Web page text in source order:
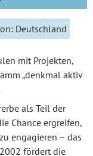
Deutschland
mit Projekten,
„denkmal aktiv
als Teil der
Chance ergreifen,
engagieren – das
fördert die